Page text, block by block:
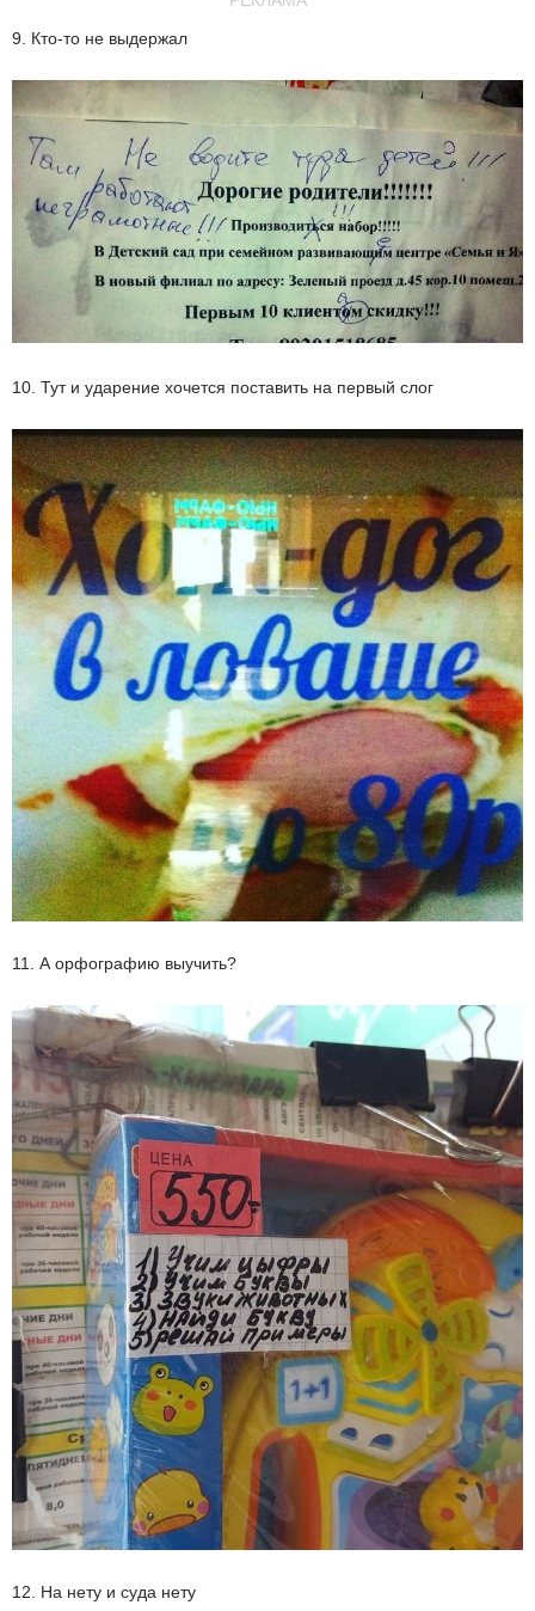
9. Кто-то не выдержал
10. Тут и ударение хочется поставить на первый слог
11. А орфографию выучить?
12. На нету и суда нету